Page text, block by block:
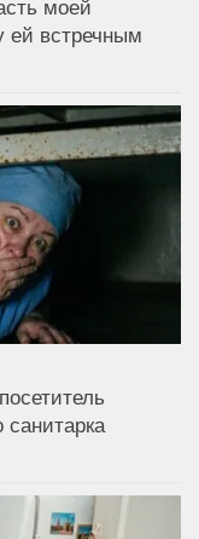
моей
ей встречным
санитарка